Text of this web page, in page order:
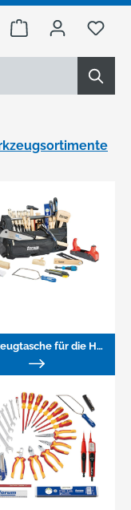
Warenkorb Du
Werkzeugtasche für die Holzbearbeitung